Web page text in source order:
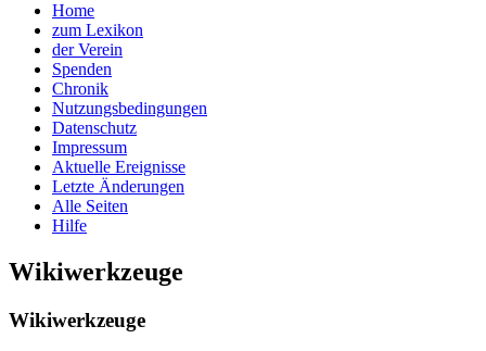
Home
zum Lexikon
der Verein
Spenden
Chronik
Nutzungsbedingungen
Datenschutz
Impressum
Aktuelle Ereignisse
Letzte Änderungen
Alle Seiten
Hilfe
Wikiwerkzeuge
Wikiwerkzeuge